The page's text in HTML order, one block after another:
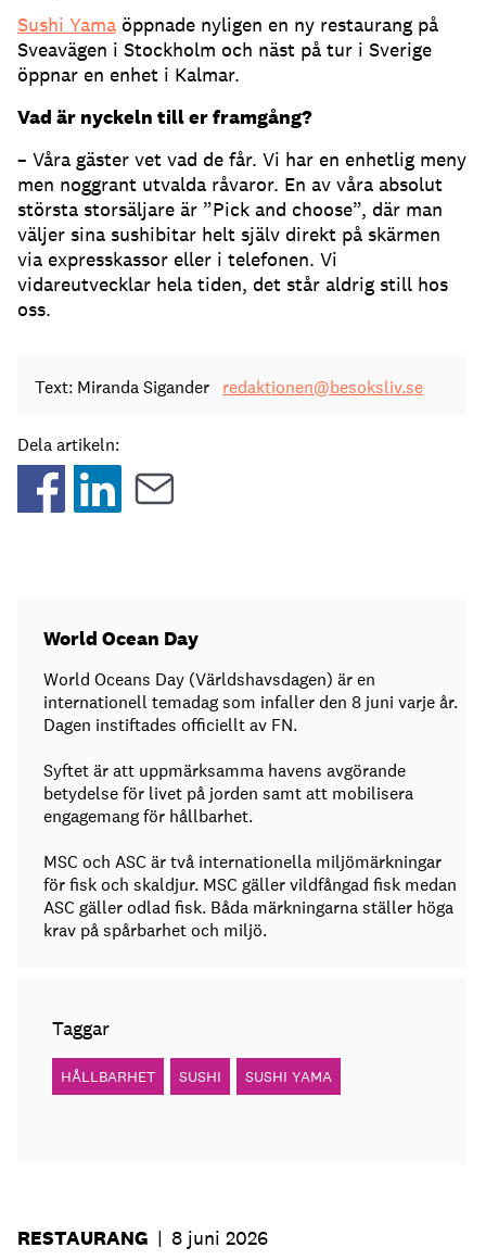
Sushi Yama öppnade nyligen en ny restaurang på
Sveavägen i Stockholm och näst på tur i Sverige
öppnar en enhet i Kalmar.
Vad är nyckeln till er framgång?
– Våra gäster vet vad de får. Vi har en enhetlig meny
men noggrant utvalda råvaror. En av våra absolut
största storsäljare är ”Pick and choose”, där man
väljer sina sushibitar helt själv direkt på skärmen
via expresskassor eller i telefonen. Vi
vidareutvecklar hela tiden, det står aldrig still hos
oss.
Text: Miranda Sigander redaktionen@besoksliv.se
Dela artikeln:
World Ocean Day
World Oceans Day (Världshavsdagen) är en
internationell temadag som infaller den 8 juni varje år.
Dagen instiftades officiellt av FN.
Syftet är att uppmärksamma havens avgörande
betydelse för livet på jorden samt att mobilisera
engagemang för hållbarhet.
MSC och ASC är två internationella miljömärkningar
för fisk och skaldjur. MSC gäller vildfångad fisk medan
ASC gäller odlad fisk. Båda märkningarna ställer höga
krav på spårbarhet och miljö.
Taggar
HÅLLBARHET SUSHI SUSHI YAMA
RESTAURANG | 8 juni 2026